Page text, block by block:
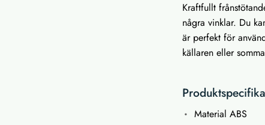
Kraftfullt
några vinklar. Du
är perfekt för
källaren eller
Material ABS